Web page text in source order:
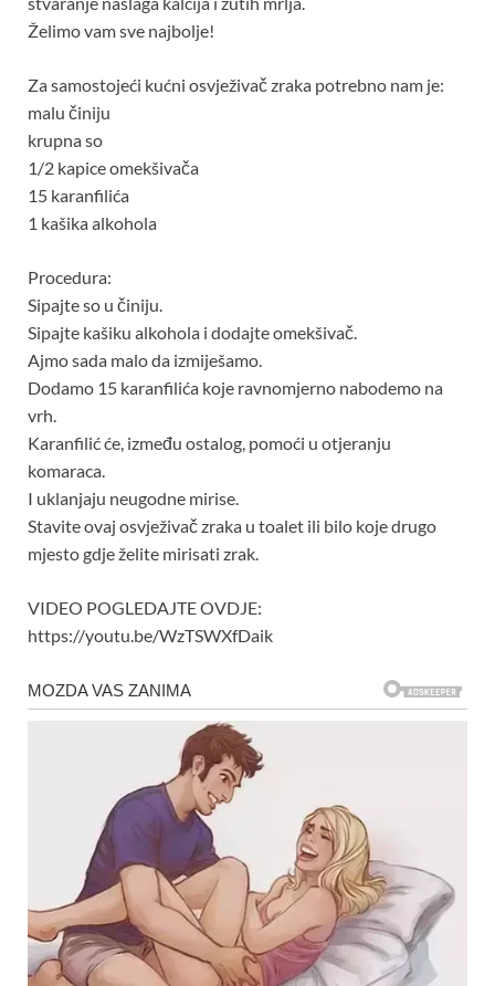
Želimo vam sve najbolje!
Za samostojeći kućni osvježivač zraka potrebno nam je:
malu činiju
krupna so
1/2 kapice omekšivača
15 karanfilića
1 kašika alkohola
Procedura:
Sipajte so u činiju.
Sipajte kašiku alkohola i dodajte omekšivač.
Ajmo sada malo da izmiješamo.
Dodamo 15 karanfilića koje ravnomjerno nabodemo na
vrh.
Karanfilić će, između ostalog, pomoći u otjeranju
komaraca.
I uklanjaju neugodne mirise.
Stavite ovaj osvježivač zraka u toalet ili bilo koje drugo
mjesto gdje želite mirisati zrak.
VIDEO POGLEDAJTE OVDJE:
https://youtu.be/WzTSWXfDaik